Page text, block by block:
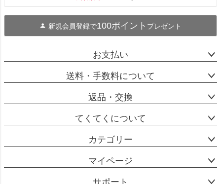
新規会員登録で100ポイント プレゼント
お支払い
送料・手数料について
返品・交換
てくてくについて
カテゴリー
マイページ